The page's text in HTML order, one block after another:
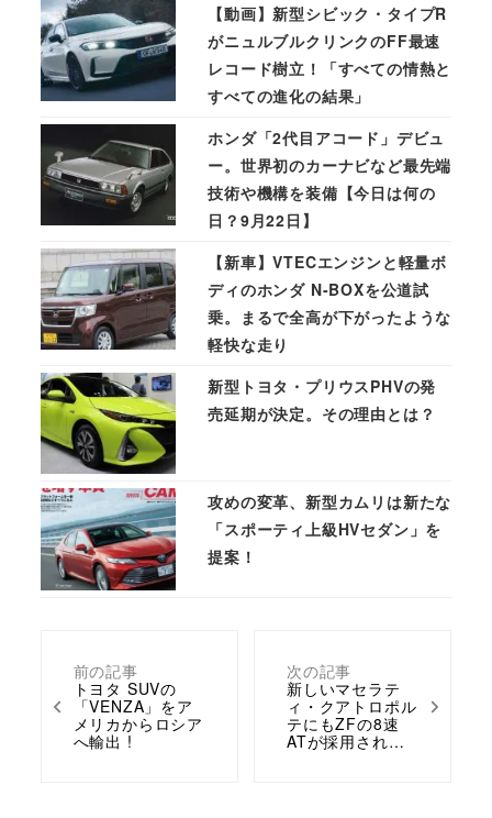
前の記事
トヨタ SUVの
「VENZA」をア
メリカからロシア
へ輸出 !
次の記事
新しいマセラテ
ィ・クアトロポル
テにもZFの8速
ATが採用され…
【動画】新型シビック・タイプR
がニュルブルクリンクのFF最速
レコード樹立！「すべての情熱と
すべての進化の結果」
ホンダ「2代目アコード」デビュ
ー。世界初のカーナビなど最先端
技術や機構を装備【今日は何の
日？9月22日】
【新車】VTECエンジンと軽量ボ
ディのホンダ N-BOXを公道試
乗。まるで全高が下がったような
軽快な走り
新型トヨタ・プリウスPHVの発
売延期が決定。その理由とは？
攻めの変革、新型カムリは新たな
「スポーティ上級HVセダン」を
提案！